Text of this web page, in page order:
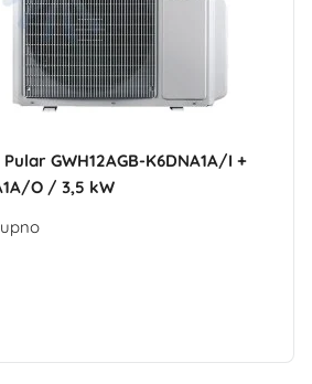
GWH12AGB-K6DNA1A/I +
O / 3,5 kW